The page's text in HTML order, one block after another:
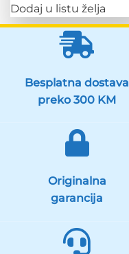
Dodaj u listu želja
Besplatna dostava
preko 300 KM
Originalna
garancija